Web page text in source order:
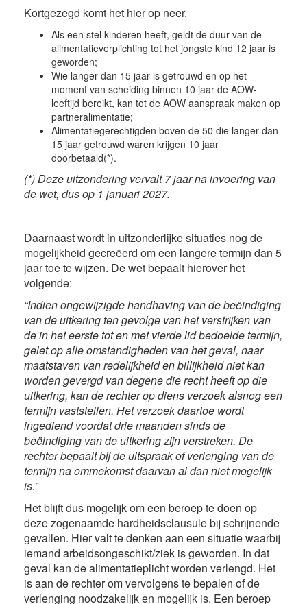
Kortgezegd komt het hier op neer.
Als een stel kinderen heeft, geldt de duur van de
alimentatieverplichting tot het jongste kind 12 jaar is
geworden;
Wie langer dan 15 jaar is getrouwd en op het
moment van scheiding binnen 10 jaar de AOW-
leeftijd bereikt, kan tot de AOW aanspraak maken op
partneralimentatie;
Alimentatiegerechtigden boven de 50 die langer dan
15 jaar getrouwd waren krijgen 10 jaar
doorbetaald(*).
(*)Deze uitzondering vervalt 7 jaar na invoering van
de wet, dus op 1 januari 2027.
Daarnaast wordt in uitzonderlijke situaties nog de
mogelijkheid gecreëerd om een langere termijn dan 5
jaar toe te wijzen. De wet bepaalt hierover het
volgende:
“Indien ongewijzigde handhaving van de beëindiging
van de uitkering ten gevolge van het verstrijken van
de in het eerste tot en met vierde lid bedoelde termijn,
gelet op alle omstandigheden van het geval, naar
maatstaven van redelijkheid en billijkheid niet kan
worden gevergd van degene die recht heeft op die
uitkering, kan de rechter op diens verzoek alsnog een
termijn vaststellen. Het verzoek daartoe wordt
ingediend voordat drie maanden sinds de
beëindiging van de uitkering zijn verstreken. De
rechter bepaalt bij de uitspraak of verlenging van de
termijn na ommekomst daarvan al dan niet mogelijk
is.”
Het blijft dus mogelijk om een beroep te doen op
deze zogenaamde hardheidsclausule bij schrijnende
gevallen. Hier valt te denken aan een situatie waarbij
iemand arbeidsongeschikt/ziek is geworden. In dat
geval kan de alimentatieplicht worden verlengd. Het
is aan de rechter om vervolgens te bepalen of de
verlenging noodzakelijk en mogelijk is. Een beroep